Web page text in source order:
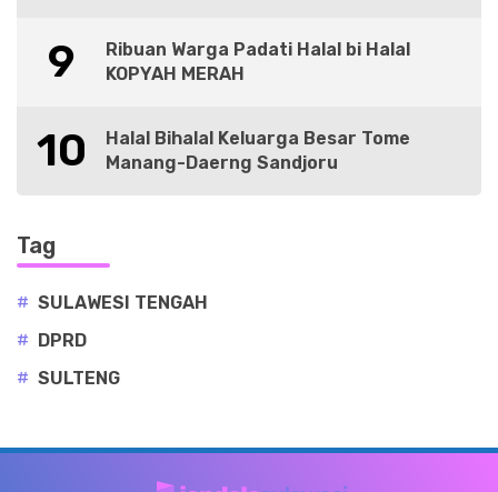
9
Ribuan Warga Padati Halal bi Halal
KOPYAH MERAH
10
Halal Bihalal Keluarga Besar Tome
Manang-Daerng Sandjoru
Tag
# SULAWESI TENGAH
# DPRD
# SULTENG